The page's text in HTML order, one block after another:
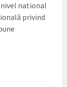
national
privind